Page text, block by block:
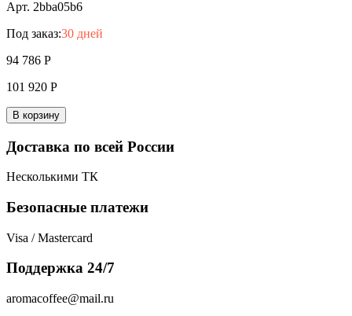
Арт. 2bba05b6
Под заказ:30 дней
94 786 Р
101 920 Р
В корзину
Доставка по всей России
Несколькими ТК
Безопасные платежи
Visa / Mastercard
Поддержка 24/7
aromacoffee@mail.ru